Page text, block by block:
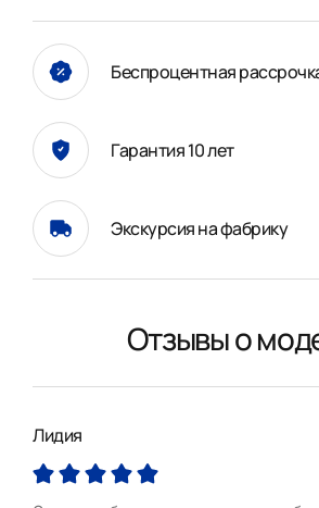
Беспроцентная
Гарантия 10 лет
Экскурсия на фабрику
Отзывы о
Лидия